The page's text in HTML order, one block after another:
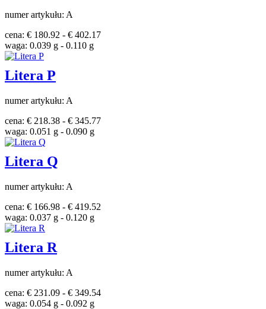
numer artykułu: A
cena: € 180.92 - € 402.17
waga: 0.039 g - 0.110 g
Litera P
numer artykułu: A
cena: € 218.38 - € 345.77
waga: 0.051 g - 0.090 g
Litera Q
numer artykułu: A
cena: € 166.98 - € 419.52
waga: 0.037 g - 0.120 g
Litera R
numer artykułu: A
cena: € 231.09 - € 349.54
waga: 0.054 g - 0.092 g